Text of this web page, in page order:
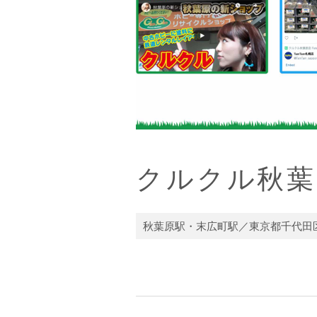
クルクル秋
秋葉原駅・末広町駅／東京都千代田